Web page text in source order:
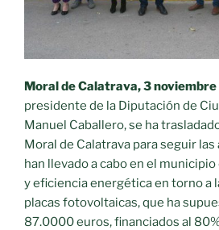
Moral de Calatrava, 3
presidente de la Diputación de
Manuel Caballero, se ha
Moral de Calatrava para seguir
han llevado a cabo en el
y eficiencia energética en torno a
placas fotovoltaicas, que ha
87.0000 euros, financiados al